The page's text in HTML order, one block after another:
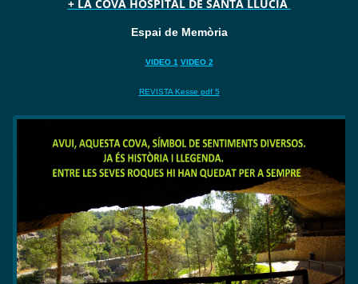
+ LA COVA HOSPITAL DE SANTA LLÚCIA
Espai de Memòria
VIDEO 1 VIDEO 2
REVISTA Kesse pdf 5